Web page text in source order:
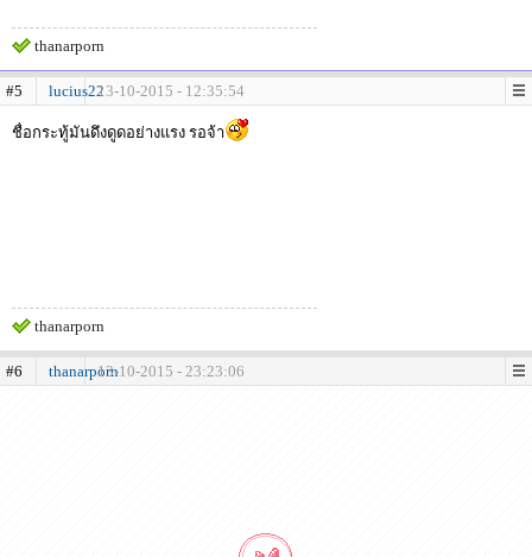
thanarporn
#5 lucius2213-10-2015 - 12:35:54
ชื่อกระทู้มันดึงดูดอย่างแรง รอจ้า
thanarporn
#6 thanarporn13-10-2015 - 23:23:06